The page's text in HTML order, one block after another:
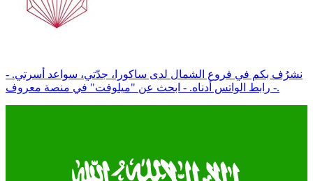
- نشرُف بكم في فروع الشمال لدى ساكورا، جدّتي، سواعد أسرتي.
- رابط الواتس أدناه. - ابحث عن "ميلوفت" في منصة معروف.